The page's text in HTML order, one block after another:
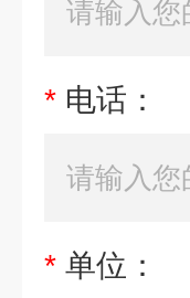
* 电话：
* 单位：